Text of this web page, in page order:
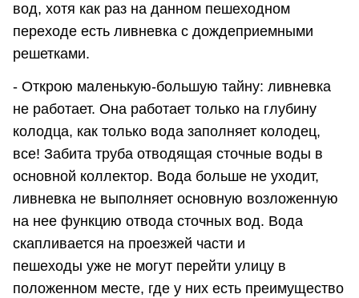
вод, хотя как раз на данном пешеходном
переходе есть ливневка с дождеприемными
решетками.
- Открою маленькую-большую тайну: ливневка
не работает. Она работает только на глубину
колодца, как только вода заполняет колодец,
все! Забита труба отводящая сточные воды в
основной коллектор. Вода больше не уходит,
ливневка не выполняет основную возложенную
на нее функцию отвода сточных вод. Вода
скапливается на проезжей части и
пешеходы уже не могут перейти улицу в
положенном месте, где у них есть преимущество